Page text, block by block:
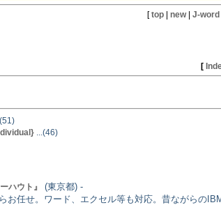
[top | new| J-word
[
...(46)
ハウト』
(東京都) -
お任せ。ワード、エクセル等も対応。昔ながらの